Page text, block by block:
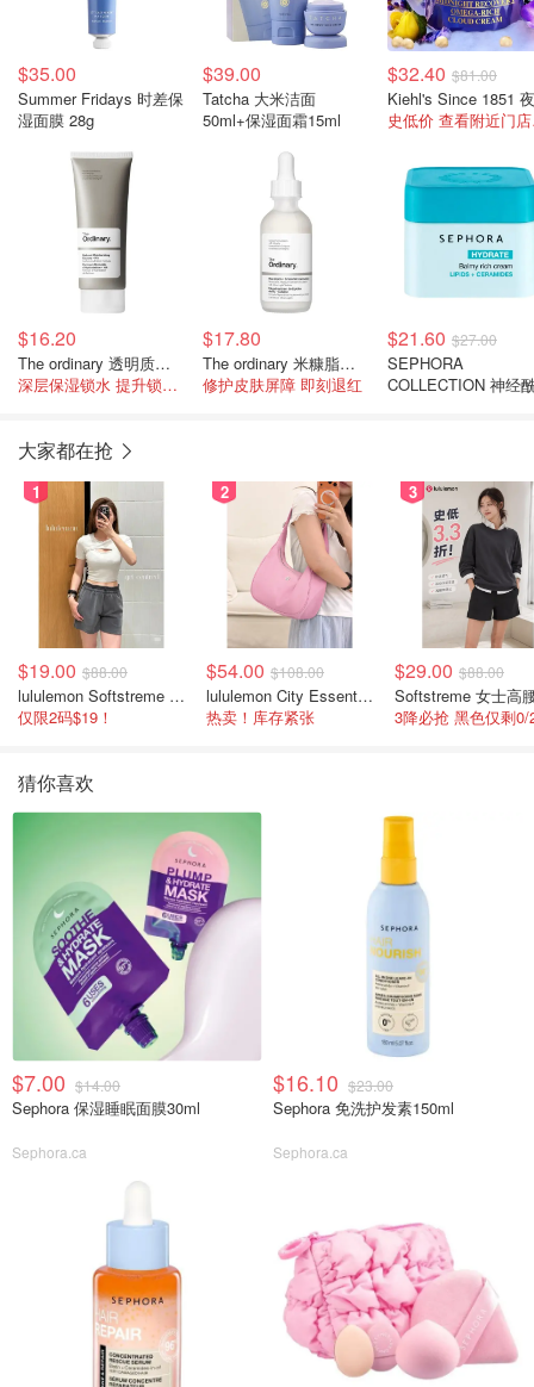
$35.00
Summer Fridays 时差保
湿面膜 28g
$39.00
Tatcha 大米洁面
50ml+保湿面霜15ml
$32.40 $81.00
史
$16.20
The ordinary 透明质酸保湿霜 100ml
深层保湿锁水 提升锁水力
$17.80
The ordinary 米糠脂质 + 依克多因舒缓保湿乳液60ml
修护皮肤屏障 即刻退红
$21.60 $27.00
SEPHORA
COLLECTION 神经
大家都在抢
1
$19.00 $88.00
lululemon Softstreme 女士高腰短裤 10cm
仅限2码$19！
2
$54.00 $108.00
lululemon City Essentials 肩背包 4L
热卖！库存紧张
3
$29.00 $88.00
猜你喜欢
$7.00 $14.00
Sephora 保湿睡眠面膜30ml
Sephora.ca
$16.10 $23.00
Sephora 免洗护发素150ml
Sephora.ca